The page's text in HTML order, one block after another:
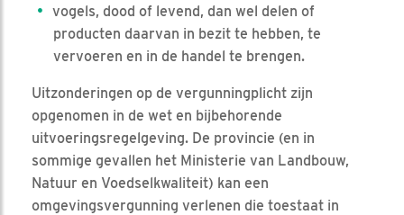
vogels, dood of levend, dan wel delen of
producten daarvan in bezit te hebben, te
vervoeren en in de handel te brengen.
Uitzonderingen op de vergunningplicht zijn
opgenomen in de wet en bijbehorende
uitvoeringsregelgeving. De provincie (en in
sommige gevallen het Ministerie van Landbouw,
Natuur en Voedselkwaliteit) kan een
omgevingsvergunning verlenen die toestaat in